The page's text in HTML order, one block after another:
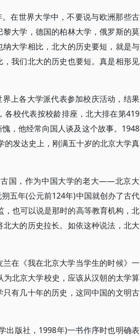
在世界大学中，不要说与欧洲那些古
大学，德国的柏林大学，俄罗斯的莫
大学相比，北大的历史要短，就是与
我们北大的历史也要短。真是相形见
上各大学派代表参加校庆活动，结果
各校代表按校龄排座，北大排在第419
，他经常向国人谈及这个故事。1948
的发达史上，刚满五十岁的北京大学真
国，作为中国大学的老大——北京大
五年(公元前124年)中国就创办了古代
也可以说是那时的高等教育机构，北
大的历史拉长。如依这种说法，北大
在《我在北京大学当学生的时候》一
为北京大学校史，应该从汉朝的太学算
有几十年的历史，这同中国的文明古
出版社，1998年)一书作序时也明确表